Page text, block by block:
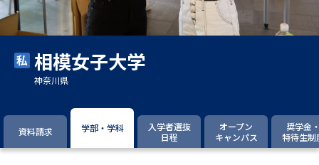
過去問題集
大学・短大以外の資料から請求
留学・進学関連、塾・予備校
大学入学共通テスト「受験案
内」の請求
相模女子大学
神奈川県
資料請求 学部・学科
入学者選抜
日程
オープン
キャンパス
奨学金
特待生制